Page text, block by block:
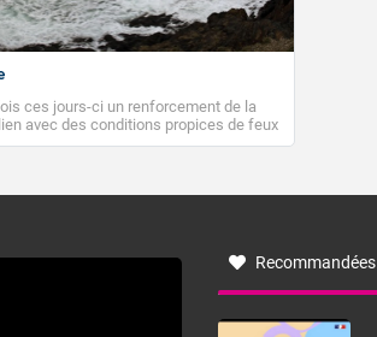
ces jours-ci un renforcement de la
avec des conditions propices de feux
ce que la tramontane ? Quelles sont
un secteur qui part du Roussillon à la
aux régions montagneuses d’où
Recommandées